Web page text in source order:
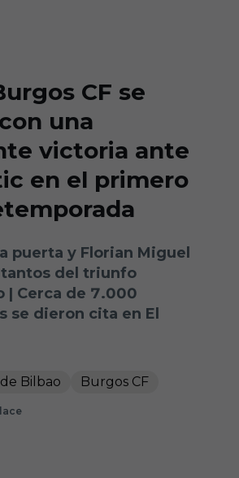
CF se
una
victoria ante
en el primero
puerta y Florian Miguel
del triunfo
| Cerca de 7.000
se dieron cita en El
Bilbao Burgos CF